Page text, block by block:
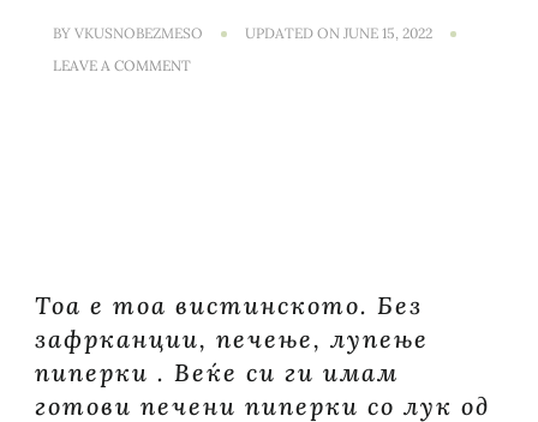
BY VKUSNOBEZMESO UPDATED ON JUNE 15, 2022
LEAVE A COMMENTON
Тоа е тоа вистинското. Без
зафрканции, печење, лупење
пиперки . Веќе си ги имам
готови печени пиперки со лук од